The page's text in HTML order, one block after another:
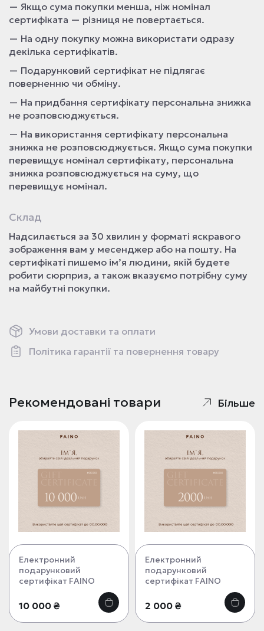
— Якщо сума покупки менша, ніж номінал
сертифіката — різниця не повертається.
— На одну покупку можна використати одразу
декілька сертифікатів.
— Подарунковий сертифікат не підлягає
поверненню чи обміну.
— На придбання сертифікату персональна знижка
не розповсюджується.
— На використання сертифікату персональна
знижка не розповсюджується. Якщо сума покупки
перевищує номінал сертифікату, персональна
знижка розповсюджується на суму, що
перевищує номінал.
Склад
Надсилається за 30 хвилин у форматі яскравого
зображення вам у месенджер або на пошту. На
сертифікаті пишемо ім’я людини, якій будете
робити сюрприз, а також вказуємо потрібну суму
на майбутні покупки.
Умови доставки та оплати
Політика гарантії та повернення товару
Рекомендовані товари Більше
Електронний
подарунковий
сертифікат FAINO
10 000 ₴
Електронний
подарунковий
сертифікат FAINO
2 000 ₴